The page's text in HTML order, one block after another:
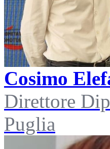
Cosimo
Direttore
Puglia